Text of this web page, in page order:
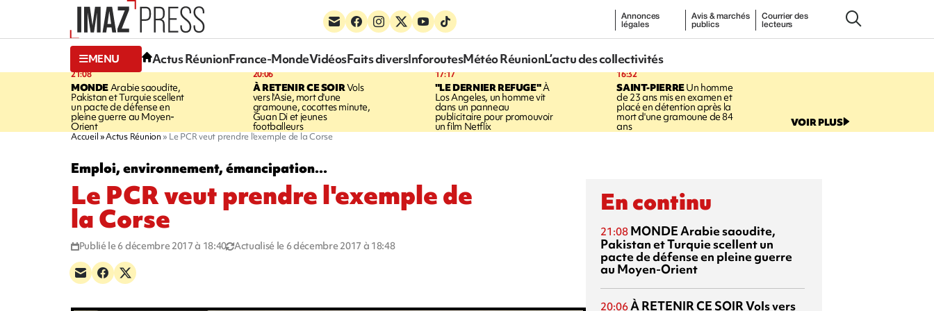
Annonces
légales
Avis & marchés
publics
Courrier des
lecteurs
MENU Actus RéunionFrance-MondeVidéosFaits diversInforoutesMétéo RéunionL’actu des collectivités
21:08
MONDE Arabie saoudite,
Pakistan et Turquie scellent
un pacte de défense en
pleine guerre au Moyen-
Orient
20:06
À RETENIR CE SOIRVols
vers l'Asie, mort d'une
gramoune, cocottes minute,
Guan Di et jeunes
footballeurs
17:17
"LE DERNIER REFUGE"À
Los Angeles, un homme vit
dans un panneau
publicitaire pour promouvoir
un film Netflix
16:32
SAINT-PIERREUn homme
de 23 ans mis en examen et
placé en détention après la
mort d'une gramoune de 84
ans VOIR PLUS
Accueil Actus Réunion Le PCR veut prendre l'exemple de la Corse
Emploi, environnement, émancipation...
Le PCR veut prendre l'exemple de
la Corse
Publié le 6 décembre 2017 à 18:40 Actualisé le 6 décembre 2017 à 18:48
En continu
21:08 MONDEArabie saoudite,
Pakistan et Turquie scellent un
pacte de défense en pleine guerre
au Moyen-Orient
20:06À RETENIR CE SOIRVols vers